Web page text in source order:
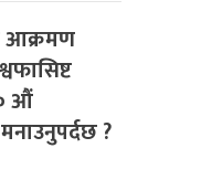
आक्रमण
औं
?